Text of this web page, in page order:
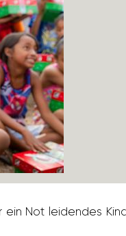
ein Not leidendes